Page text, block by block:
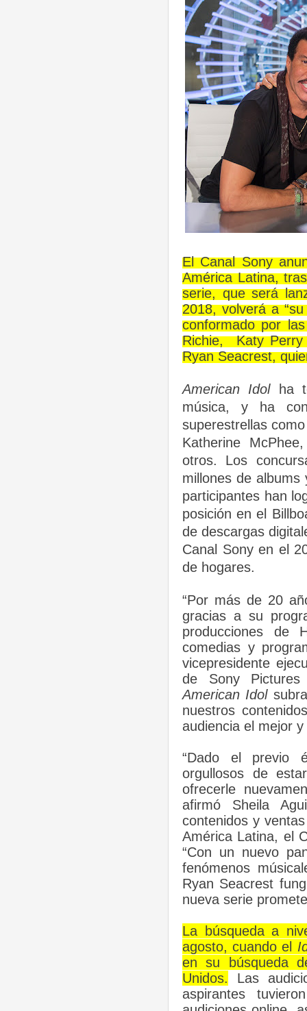
El Canal Sony
América Latina,
serie, que será
2018, volverá a
conformado por
Richie, Katy Perry
Ryan Seacrest,
American Idolha
música, y ha
superestrellas
Katherine
otros. Los
millones de
participantes han
posición en el
de descargas
Canal Sony en el
de hogares.
“Por más de 20
gracias a su
producciones de
comedias y
vicepresidente
de Sony Pictures
American Idol
nuestros
audiencia el mejor
“Dado el previo
orgullosos de
ofrecerle
afirmó Sheila
contenidos y
América Latina, el
“Con un nuevo
fenómenos
Ryan Seacrest
nueva serie
La búsqueda a
agosto, cuando el
en su búsqueda
Unidos. Las
aspirantes